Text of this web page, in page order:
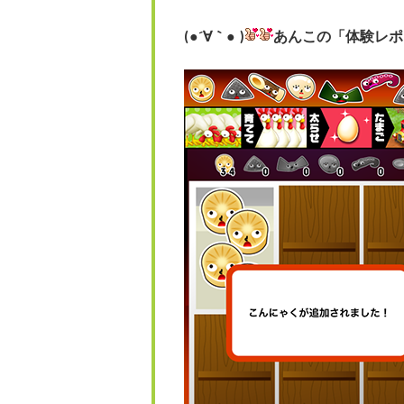
(●´∀｀● ) あんこの「体験レ